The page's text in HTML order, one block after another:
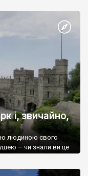
і, звичайно,
людиною свого
– чи знали ви це